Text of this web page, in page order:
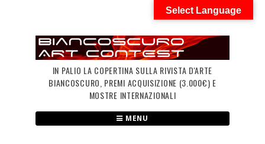
IN PALIO LA COPERTINA SULLA RIVISTA D'ARTE
BIANCOSCURO, PREMI ACQUISIZIONE (3.000€) E
MOSTRE INTERNAZIONALI
MENU
Select Language